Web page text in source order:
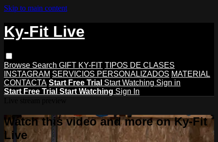
Skip to main content
Ky-Fit Live
Browse Search GIFT KY-FIT TIPOS DE CLASES
INSTAGRAM SERVICIOS PERSONALIZADOS MATERIAL
CONTACTA Start Free Trial Start Watching Sign in
Start Free Trial Start Watching Sign In
Watch this video and more on Ky-Fit
Live